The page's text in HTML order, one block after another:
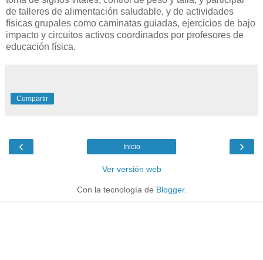
de talleres de alimentación saludable, y de actividades
físicas grupales como caminatas guiadas, ejercicios de bajo
impacto y circuitos activos coordinados por profesores de
educación física.
Compartir
‹ ›
Inicio
Ver versión web
Con la tecnología de Blogger.